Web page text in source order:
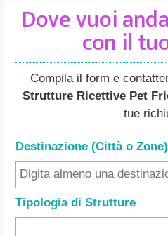
Dove vuoi
con il
Compila il form e
Strutture Ricettive Pet
tue
Destinazione (Città o Zone)
Tipologia di Strutture